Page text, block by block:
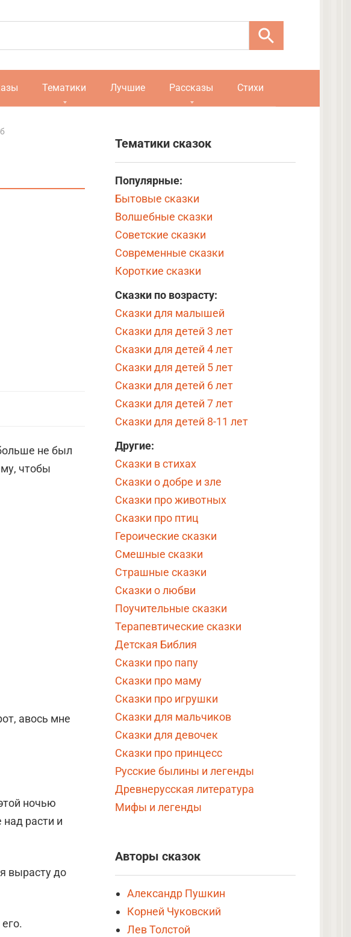
Тематики Лучшие Рассказы Стихи
не был
чтобы
авось мне
ночью
расти и
вырасту до
Тематики сказок
Популярные:
Бытовые сказки
Волшебные сказки
Советские сказки
Современные сказки
Короткие сказки
Сказки по возрасту:
Сказки для малышей
Сказки для детей 3 лет
Сказки для детей 4 лет
Сказки для детей 5 лет
Сказки для детей 6 лет
Сказки для детей 7 лет
Сказки для детей 8-11 лет
Другие:
Сказки в стихах
Сказки о добре и зле
Сказки про животных
Сказки про птиц
Героические сказки
Смешные сказки
Страшные сказки
Сказки о любви
Поучительные сказки
Терапевтические сказки
Детская Библия
Сказки про папу
Сказки про маму
Сказки про игрушки
Сказки для мальчиков
Сказки для девочек
Сказки про принцесс
Русские былины и легенды
Древнерусская литература
Мифы и легенды
Авторы сказок
Александр Пушкин
Корней Чуковский
Лев Толстой